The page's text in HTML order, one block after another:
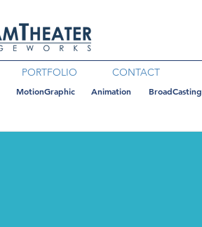
PORTFOLIO CONTACT
MotionGraphic Animation BroadCasting